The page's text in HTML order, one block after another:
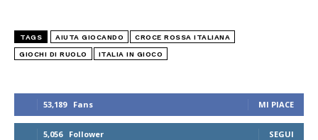
53,189 Fans MI PIACE
5,056 Follower SEGUI
TAGS AIUTA GIOCANDO CROCE ROSSA ITALIANA
GIOCHI DI RUOLO ITALIA IN GIOCO